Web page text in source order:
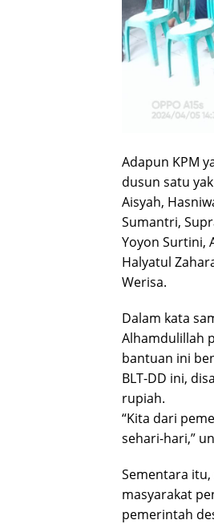
Adapun KPM
dusun satu
Aisyah,
Sumantri,
Yoyon Surtini,
Halyatul
Werisa.
Dalam kata
Alhamdulillah
bantuan ini
BLT-DD ini,
rupiah.
“Kita dari
sehari-hari,”
Sementara itu,
masyarakat
pemerintah